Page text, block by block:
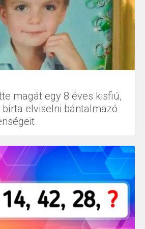
magát egy 8 éves kisfiú,
elviselni bántalmazó